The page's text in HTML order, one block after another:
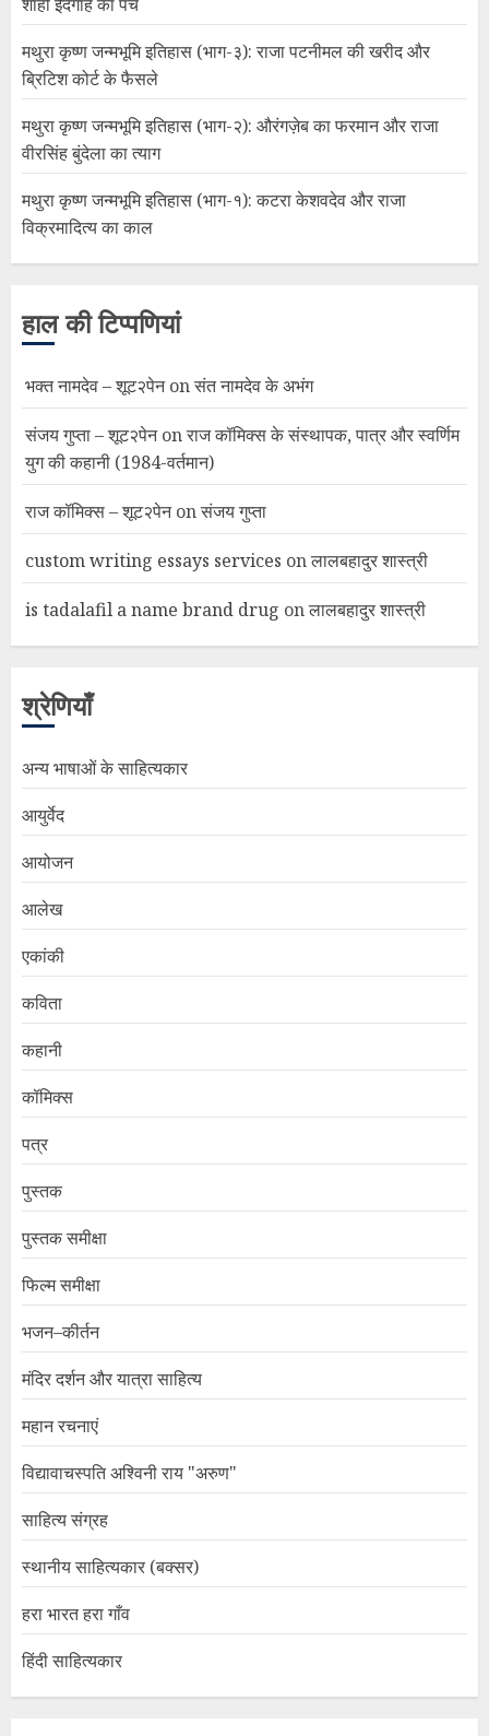
मथुरा कृष्ण जन्मभूमि इतिहास (भाग-३): राजा पटनीमल की खरीद और
ब्रिटिश कोर्ट के फैसले
मथुरा कृष्ण जन्मभूमि इतिहास (भाग-२): औरंगज़ेब का फरमान और राजा
वीरसिंह बुंदेला का त्याग
मथुरा कृष्ण जन्मभूमि इतिहास (भाग-१): कटरा केशवदेव और राजा
विक्रमादित्य का काल
हाल की टिप्पणियां
भक्त नामदेव – शूट२पेनonसंत नामदेव के अभंग
संजय गुप्ता – शूट२पेनonराज कॉमिक्स के संस्थापक, पात्र और स्वर्णिम
युग की कहानी (1984-वर्तमान)
राज कॉमिक्स – शूट२पेनonसंजय गुप्ता
custom writing essays services onलालबहादुर शास्त्री
is tadalafil a name brand drug onलालबहादुर शास्त्री
श्रेणियाँ
अन्य भाषाओं के साहित्यकार
आयुर्वेद
आयोजन
आलेख
एकांकी
कविता
कहानी
कॉमिक्स
पत्र
पुस्तक
पुस्तक समीक्षा
फिल्म समीक्षा
भजन–कीर्तन
मंदिर दर्शन और यात्रा साहित्य
महान रचनाएं
विद्यावाचस्पति अश्विनी राय "अरुण"
साहित्य संग्रह
स्थानीय साहित्यकार (बक्सर)
हरा भारत हरा गाँव
हिंदी साहित्यकार